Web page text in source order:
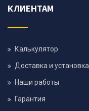
КЛИЕНТАМ
Калькулятор
Доставка и установка
Наши работы
Гарантия